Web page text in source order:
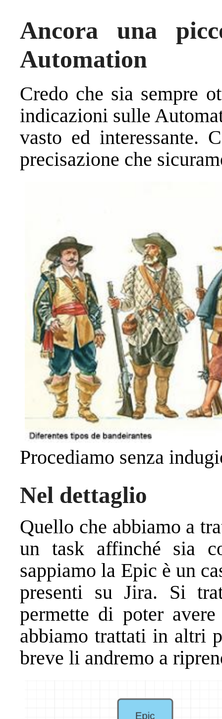
Ancora una
Automation
Credo che sia sempre
indicazioni sulle
vasto ed interessante.
precisazione che
Procediamo senza
Nel dettaglio
Quello che abbiamo a
un task affinché sia
sappiamo la Epic è un
presenti su Jira. Si
permette di poter
abbiamo trattati in altri
breve li andremo a